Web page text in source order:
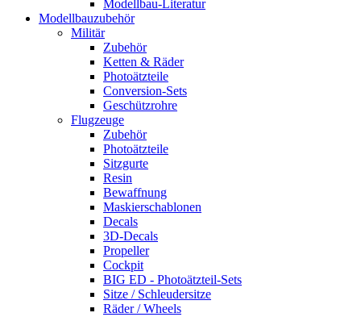
Modellbau-Literatur
Modellbauzubehör
Militär
Zubehör
Ketten & Räder
Photoätzteile
Conversion-Sets
Geschützrohre
Flugzeuge
Zubehör
Photoätzteile
Sitzgurte
Resin
Bewaffnung
Maskierschablonen
Decals
3D-Decals
Propeller
Cockpit
BIG ED - Photoätzteil-Sets
Sitze / Schleudersitze
Räder / Wheels